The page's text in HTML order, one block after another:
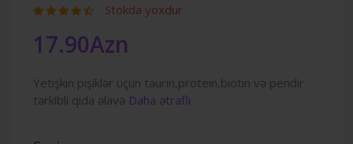
Stokda yoxdur
17.90Azn
Yetişkin pişiklər üçün taurin,protein,biotin və pendir
tərkibli qida əlavə Daha ətraflı